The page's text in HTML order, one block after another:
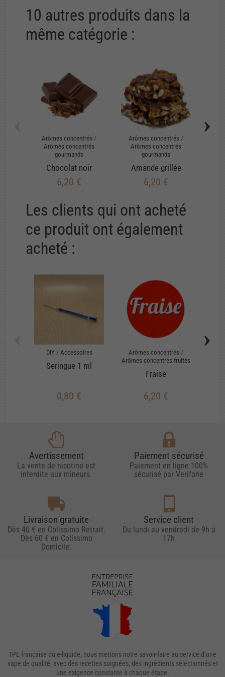
10 autres produits dans la
même catégorie :
Arômes concentrés /
Arômes concentrés
gourmands
Chocolat noir
6,20 €
Arômes concentrés /
Arômes concentrés
gourmands
Amande grillée
6,20 €
›
Les clients qui ont acheté
ce produit ont également
acheté :
DIY / Accessoires
Seringue 1 ml
0,80 €
Arômes concentrés /
Arômes concentrés fruités
Fraise
6,20 €
›
Avertissement
La vente de nicotine est
interdite aux mineurs.
Paiement sécurisé
Paiement en ligne 100%
sécurisé par Verifone
Livraison gratuite
Dès 40 € en Colissimo Retrait.
Dès 60 € en Colissimo
Domicile.
Service client
Du lundi au vendredi de 9h à
17h
TPE française du e-liquide, nous mettons notre savoir-faire au service d’une
vape de qualité, avec des recettes soignées, des ingrédients sélectionnés et
une exigence constante à chaque étape.